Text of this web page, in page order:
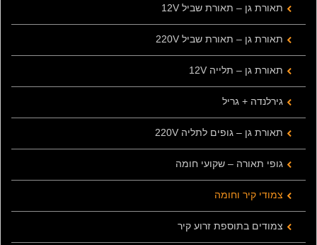
תאורת גן – תאורת שביל 12V
תאורת גן – תאורת שביל 220V
תאורת גן – תלייה 12V
גירלנדה + גריל
תאורת גן – גופים לתליה 220V
גופי תאורה – שקועי חומה
צמודי קיר וחומה
צמודים בתוספת זרוע קיר